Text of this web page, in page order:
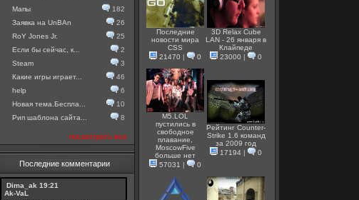
Мапы
182
Заявка на UnBAn
26
RoY Jones Jr.
25
Если бы сейчас, к...
2
Steam
3
Какие игры играет...
46
help
6
Новая тема.Беспла...
10
Рип шаблона сайта...
8
посмотреть все
Последние комментарии
Dima_ak 19:21
Ak-VaL
Последние
новости мира
CSS
21470 | 0
3D Relax Cube
LAN - 26 января в
Клайпеде
23000 | 0
M5.LOL
пустились в
свободное
плавание,
MoscowFive
больше нет
57031 | 0
Рейтинг Counter-
Strike 1.6 команд
за 2009 год
17194 | 0